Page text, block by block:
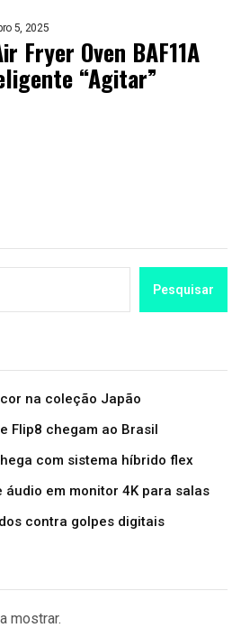
5, 2025
Fryer Oven BAF11A
“Agitar”
Pesquisar
na coleção Japão
Flip8 chegam ao Brasil
com sistema híbrido flex
áudio em monitor 4K para salas
contra golpes digitais
mostrar.